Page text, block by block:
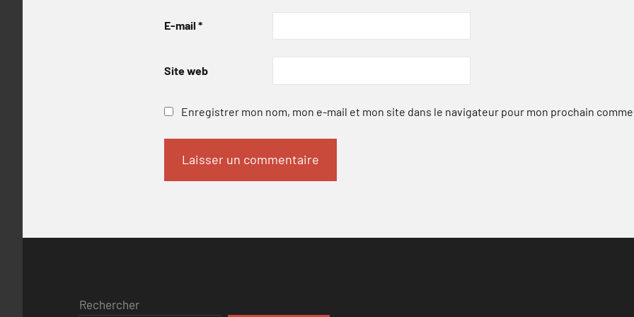
E-mail *
Site web
Enregistrer mon nom, mon e-mail et mon site dans le navigateur pour mon prochain
Rechercher